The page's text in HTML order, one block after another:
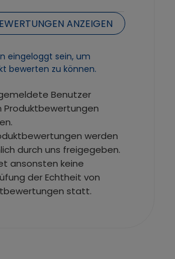
ANZEIGEN
eingeloggt sein, um
bewerten zu können.
Benutzer
Produktbewertungen
werden
durch uns freigegeben.
ansonsten keine
der Echtheit von
statt.